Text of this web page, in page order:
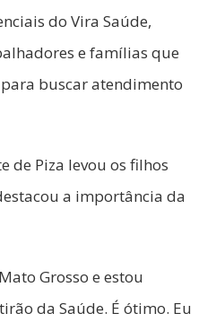
do Vira Saúde,
e famílias que
buscar atendimento
de Piza levou os filhos
a importância da
Grosso e estou
da Saúde. É ótimo. Eu